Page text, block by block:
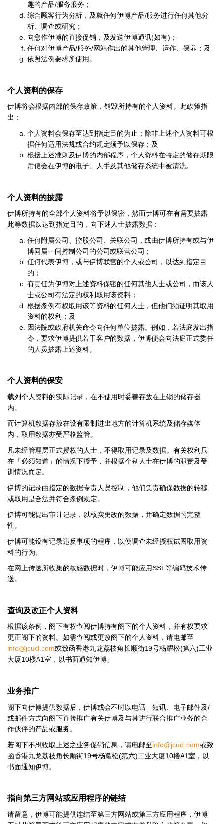
趣的产品/服务服务；
综合顾客行为分析，及就任何伊博产品/服务进行任何其他分
析、调查或研究；
向您作伊博的直接促销，及发送伊博通讯(如有) ；
任何对伊博产品/服务/网站作出的其他管理、运作、保养；及
依照法例要求所使用。
个人资料的保存
伊博将会根据内部的保存政策，销毁所持有的个人资料。此政策指
出：
个人资料会保存至达到指定目的为止；除非上述个人资料可根
据任何适用法规或合约规定须予以保存；及
根据上述准则及伊博的内部程序，个人资料在特定的储存期限
后便会在伊博的电子、人手及其他储存系统中被清洗。
个人资料的披露
伊博所持有的全部个人资料将予以保密，然而伊博可在有需要披露
此等数据以达到指定目的，向下述人士披露数据：
任何附属公司、控股公司、关联公司，或由伊博所持有或与伊
博同属一间控制公司的公司或联营公司；
任何代表伊博，或与伊博联营的个人或公司，以达到指定目
的；
有责任为伊博对上述资料保密的任何其他人士或公司，而该人
士或公司有法定的权利取用该资料；
根据条例有权取用该等资料的任何人士，但他们须证明其取用
资料的权利；及
因法院或政府机关命令向任何单位披露。例如，若法庭发出指
令，要求伊博提供若干客户的数据，伊博便会向法庭正式委任
的人员披露上述资料。
个人资料的保安
载列个人资料的实际记录，在不使用时妥善存放在上锁的储存器
内。
而计算机数据存放在设有限制进出地方的计算机系统及储存媒体
内，取用数据亦受严格监管。
凡未经管理层正式授权的人士，不得取用记录及数据。有关权利只
在「必须知道」的情况下授予，并根据个别人士在伊博的职责及受
训情况而定。
伊博的记录由指定的数据专责人员控制，他们负责确保数据的转移
或取用是合法并符合条例规定。
伊博可能提出审计记录，以核实更改的数据，并确定数据的完整
性。
伊博可能设有记录违反事项的程序，以便调查未经授权试图取用资
料的行为。
在网上传送所收集的敏感数据时，伊博可能应用SSL 等编码技术传
送。
查询及改正个人资料
根据该条例，阁下有权查阅伊博持有阁下的个人资料，并有权要求
更正阁下的资料。如需查阅或更改阁下的个人资料，请电邮至
info@jcucl.com或致函香港九龙荔枝角长顺街19号杨耀松(第六)工业
大厦10楼A1 室，以书面通知伊博。
业务推广
阁下向伊博提供数据后，伊博或会不时以电话、短讯、电子邮件及/
或邮件方式向阁下直接推广有关伊博及与其进行联合推广业务的合
作伙伴的产品或服务。
若阁下不想收取上述之业务促销信息， 请电邮至 info@jcucl.com或致
函香港九龙荔枝角长顺街19号杨耀松(第六)工业大厦10楼A1 室，以
书面通知伊博。
指向第三方网站或应用程序的链结
请留意，伊博可能提供连结至第三方网站或第三方应用程序，伊博